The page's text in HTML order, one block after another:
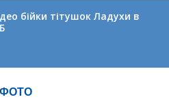
бійки тітушок Ладухи в
ФОТО